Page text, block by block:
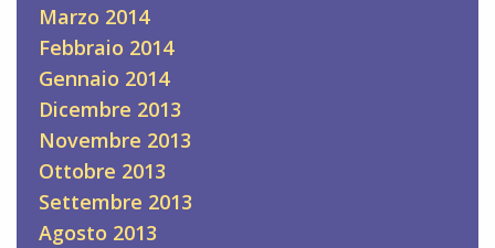
Marzo 2014
Febbraio 2014
Gennaio 2014
Dicembre 2013
Novembre 2013
Ottobre 2013
Settembre 2013
Agosto 2013